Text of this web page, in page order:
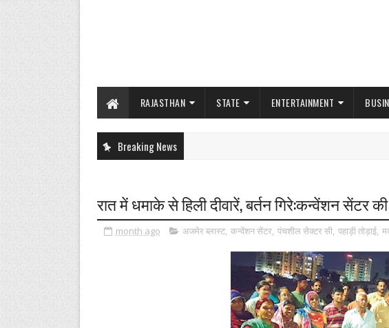
RAJASTHAN STATE ENTERTAINMENT
Breaking News
रात में धमाके से हिली दीवारें, बर्तन गिरे:कन्वेंशन सेंटर
month ago अजमेर ब्लास्ट, कन्वेंशन सेंटर, पंचशील सेक्टर सी, पहाड़ी तोड़ाई,